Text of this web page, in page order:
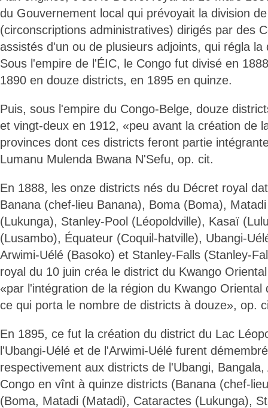
du Gouvernement local qui prévoyait la division
(circonscriptions administratives) dirigés par des
assistés d'un ou de plusieurs adjoints, qui régla
Sous l'empire de l'ÉIC, le Congo fut divisé en
1890 en douze districts, en 1895 en quinze.
Puis, sous l'empire du Congo-Belge, douze
et vingt-deux en 1912, «peu avant la création de
provinces dont ces districts feront partie
Lumanu Mulenda Bwana N'Sefu, op. cit.
En 1888, les onze districts nés du Décret royal
Banana (chef-lieu Banana), Boma (Boma),
(Lukunga), Stanley-Pool (Léopoldville), Kasaï
(Lusambo), Équateur (Coquil-hatville), Ubangi-
Arwimi-Uélé (Basoko) et Stanley-Falls (Stanley-
royal du 10 juin créa le district du Kwango
«par l'intégration de la région du Kwango Oriental
ce qui porta le nombre de districts à douze», op.
En 1895, ce fut la création du district du Lac
l'Ubangi-Uélé et de l'Arwimi-Uélé furent
respectivement aux districts de l'Ubangi,
Congo en vînt à quinze districts (Banana (chef-
(Boma, Matadi (Matadi), Cataractes (Lukunga),